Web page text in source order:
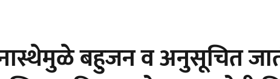
बहुजन व अनुसूचित